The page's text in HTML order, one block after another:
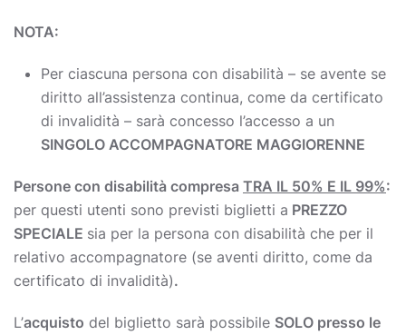
NOTA:
Per ciascuna persona con disabilità – se avente se
diritto all’assistenza continua, come da certificato
di invalidità – sarà concesso l’accesso a un
SINGOLO ACCOMPAGNATORE MAGGIORENNE
Persone con disabilità compresa TRA IL 50% E IL 99%:
per questi utenti sono previsti biglietti a PREZZO
SPECIALE sia per la persona con disabilità che per il
relativo accompagnatore (se aventi diritto, come da
certificato di invalidità).
L’acquisto del biglietto sarà possibile SOLO presso le